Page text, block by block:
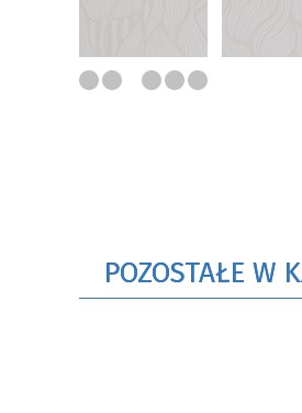
POZOSTAŁE W